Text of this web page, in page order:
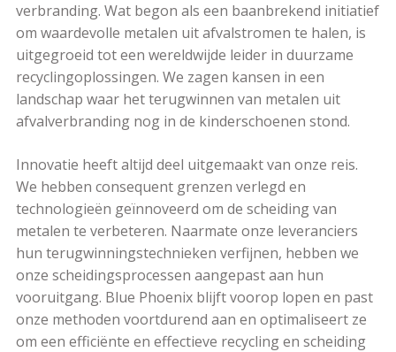
verbranding. Wat begon als een baanbrekend initiatief
om waardevolle metalen uit afvalstromen te halen, is
uitgegroeid tot een wereldwijde leider in duurzame
recyclingoplossingen. We zagen kansen in een
landschap waar het terugwinnen van metalen uit
afvalverbranding nog in de kinderschoenen stond.
Innovatie heeft altijd deel uitgemaakt van onze reis.
We hebben consequent grenzen verlegd en
technologieën geïnnoveerd om de scheiding van
metalen te verbeteren. Naarmate onze leveranciers
hun terugwinningstechnieken verfijnen, hebben we
onze scheidingsprocessen aangepast aan hun
vooruitgang. Blue Phoenix blijft voorop lopen en past
onze methoden voortdurend aan en optimaliseert ze
om een efficiënte en effectieve recycling en scheiding